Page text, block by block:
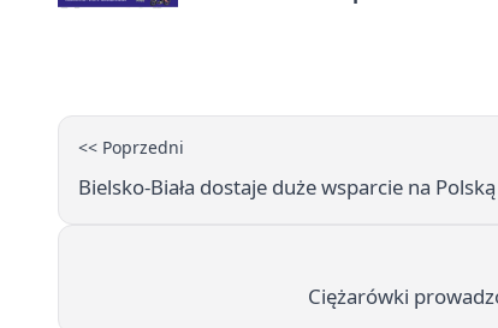
<< Poprzedni
Bielsko-Biała dostaje duże wsparcie na
Ciężarówki